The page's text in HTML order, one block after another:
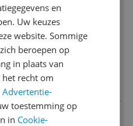
Kistje -
Opbergkist -
cm
23,38
en
Uw keuzes
website. Sommige
beroepen op
in plaats van
recht om
Advertentie-
toestemming op
in Cookie-